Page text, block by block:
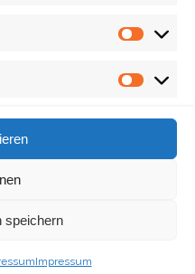
speichern
Impressum
(EU)
Hoop theme.
euren Besuch.
Kaffee ausgebt,